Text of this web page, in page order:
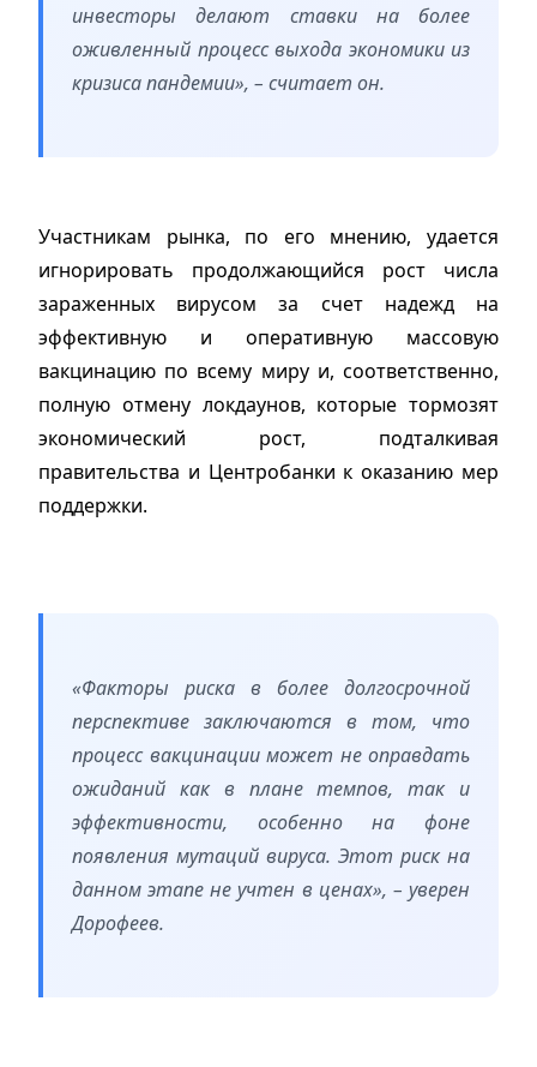
инвесторы делают ставки на более
оживленный процесс выхода экономики из
кризиса пандемии», – считает он.
Участникам рынка, по его мнению, удается
игнорировать продолжающийся рост числа
зараженных вирусом за счет надежд на
эффективную и оперативную массовую
вакцинацию по всему миру и, соответственно,
полную отмену локдаунов, которые тормозят
экономический рост, подталкивая
правительства и Центробанки к оказанию мер
поддержки.
«Факторы риска в более долгосрочной
перспективе заключаются в том, что
процесс вакцинации может не оправдать
ожиданий как в плане темпов, так и
эффективности, особенно на фоне
появления мутаций вируса. Этот риск на
данном этапе не учтен в ценах», – уверен
Дорофеев.